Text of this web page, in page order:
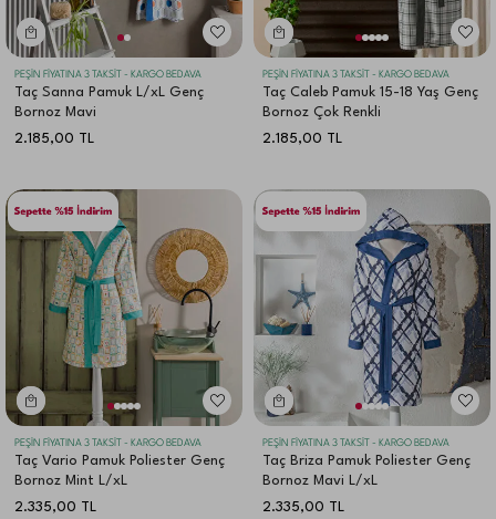
PEŞİN FİYATINA 3 TAKSİT - KARGO BEDAVA
Taç Sanna Pamuk L/xL Genç
Bornoz Mavi
2.185,00 TL
PEŞİN FİYATINA 3 TAKSİT - KARGO BEDAVA
Taç Caleb Pamuk 15-18 Yaş Genç
Bornoz Çok Renkli
2.185,00 TL
PEŞİN FİYATINA 3 TAKSİT - KARGO BEDAVA
Taç Vario Pamuk Poliester Genç
Bornoz Mint L/xL
2.335,00 TL
PEŞİN FİYATINA 3 TAKSİT - KARGO BEDAVA
Taç Briza Pamuk Poliester Genç
Bornoz Mavi L/xL
2.335,00 TL